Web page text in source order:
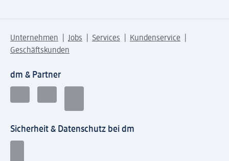
Unternehmen Jobs Services
Kundenservice
Geschäftskunden
dm & Partner
Sicherheit & Datenschutz bei dm